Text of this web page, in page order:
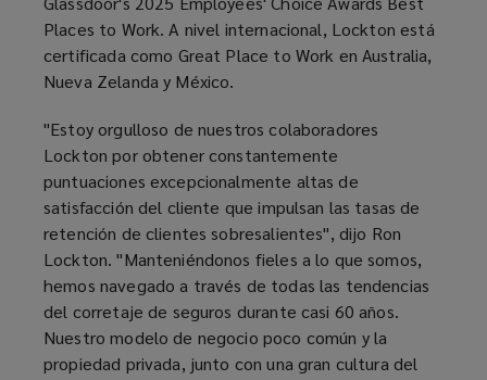
Places to Work. A nivel internacional, Lockton está
certificada como Great Place to Work en Australia,
Nueva Zelanda y México.
"Estoy orgulloso de nuestros colaboradores
Lockton por obtener constantemente
puntuaciones excepcionalmente altas de
satisfacción del cliente que impulsan las tasas de
retención de clientes sobresalientes", dijo Ron
Lockton. "Manteniéndonos fieles a lo que somos,
hemos navegado a través de todas las tendencias
del corretaje de seguros durante casi 60 años.
Nuestro modelo de negocio poco común y la
propiedad privada, junto con una gran cultura del